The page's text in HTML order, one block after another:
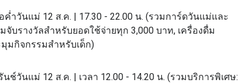
ค่ำวันแม่ 12 ส.ค. | 17.30 - 22.00 น. (รวมการ์ดวันแม่และ
บรางวัลสำหรับยอดใช้จ่ายทุก 3,000 บาท, เครื่องดื่ม
มกิจกรรมสำหรับเด็ก)
นช์วันแม่ 12 ส.ค. | เวลา 12.00 - 14.20 น. (รวมบริการพิเศษ: